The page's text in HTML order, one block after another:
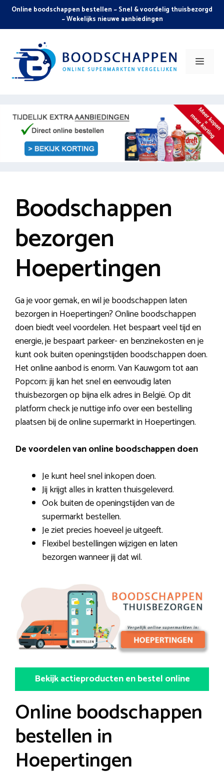
Skip
content
Online boodschappen bestellen ~ Snel & voordelig thuisbezorgd
~ Wekelijks nieuwe aanbiedingen
Menu
Boodschappen
bezorgen
Hoepertingen
Ga je voor gemak, en wil je boodschappen laten
bezorgen in Hoepertingen? Online boodschappen
doen biedt veel voordelen. Het bespaart veel tijd en
energie, je bespaart parkeer- en benzinekosten en je
kunt ook buiten openingstijden boodschappen doen.
Het online aanbod is enorm. Van Kauwgom tot aan
Popcorn: jij kan het snel en eenvoudig laten
thuisbezorgen op bijna elk adres in België. Op dit
platform check je nuttige info over een bestelling
plaatsen bij de online supermarkt in Hoepertingen.
De voordelen van online boodschappen doen
Je kunt heel snel inkopen doen.
Jij krijgt alles in kratten thuisgeleverd.
Ook buiten de openingstijden van de
supermarkt bestellen.
Je ziet precies hoeveel je uitgeeft.
Flexibel bestellingen wijzigen en laten
bezorgen wanneer jij dat wil.
Bekijk actieproducten en bestel online
Online boodschappen
bestellen in
Hoepertingen